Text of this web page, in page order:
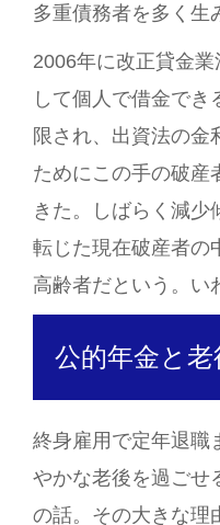
多重債務者を多く生
2006年に改正貸金業
して個人で借金でき
限され、出資法の金
ためにこの手の破産
きた。しばらく減少
転じた現在破産者の
高齢者だという。い
公的年金と老
終身雇用で定年退職
やかな老後を過ごせ
の話。その大きな理